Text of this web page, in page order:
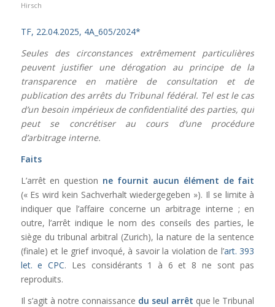
Hirsch
TF, 22.04.2025, 4A_605/2024*
Seules des circonstances extrêmement particulières
peuvent justifier une dérogation au principe de la
transparence en matière de consultation et de
publication des arrêts du Tribunal fédéral. Tel est le cas
d’un besoin impérieux de confidentialité des parties, qui
peut se concrétiser au cours d’une procédure
d’arbitrage interne.
Faits
L’arrêt en question ne fournit aucun élément de fait
(« Es wird kein Sachverhalt wiedergegeben »). Il se limite à
indiquer que l’affaire concerne un arbitrage interne ; en
outre, l’arrêt indique le nom des conseils des parties, le
siège du tribunal arbitral (Zurich), la nature de la sentence
(finale) et le grief invoqué, à savoir la violation de l’art. 393
let. e CPC. Les considérants 1 à 6 et 8 ne sont pas
reproduits.
Il s’agit à notre connaissance du seul arrêt que le Tribunal